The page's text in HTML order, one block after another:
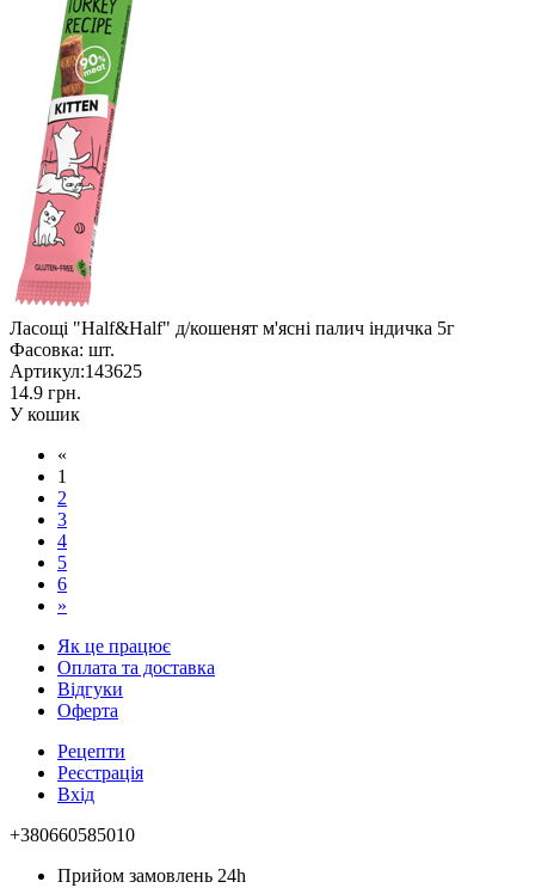
Ласощі "Half&Half" д/кошенят м'ясні палич індичка 5г
Фасовка: шт.
Артикул:143625
14.9 грн.
У кошик
«
1
2
3
4
5
6
»
Як це працює
Оплата та доставка
Відгуки
Оферта
Рецепти
Реєстрація
Вхід
+380660585010
Прийом замовлень 24h